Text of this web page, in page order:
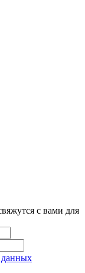
с вами для
данных